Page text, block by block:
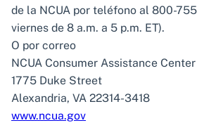
de la NCUA por teléfono al 800-
viernes de 8 a.m. a 5 p.m. ET).
O por correo
NCUA Consumer Assistance Center
1775 Duke Street
Alexandria, VA 22314-3418
www.ncua.gov